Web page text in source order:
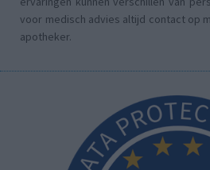
voor medisch advies altijd contact op
apotheker.